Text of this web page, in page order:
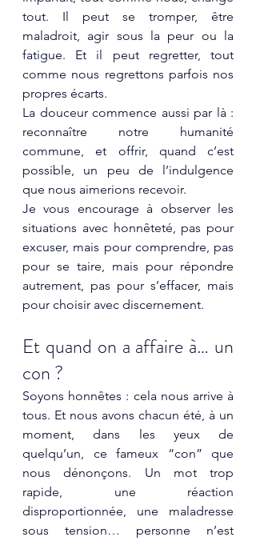
tout. Il peut se tromper, être
maladroit, agir sous la peur ou la
fatigue. Et il peut regretter, tout
comme nous regrettons parfois nos
propres écarts.
La douceur commence aussi par là :
reconnaître notre humanité
commune, et offrir, quand c’est
possible, un peu de l’indulgence
que nous aimerions recevoir.
Je vous encourage à observer les
situations avec honnêteté, pas pour
excuser, mais pour comprendre, pas
pour se taire, mais pour répondre
autrement, pas pour s’effacer, mais
pour choisir avec discernement.
Et quand on a affaire à… un
con ?
Soyons honnêtes : cela nous arrive à
tous. Et nous avons chacun été, à un
moment, dans les yeux de
quelqu’un, ce fameux “con” que
nous dénonçons. Un mot trop
rapide, une réaction
disproportionnée, une maladresse
sous tension… personne n’est